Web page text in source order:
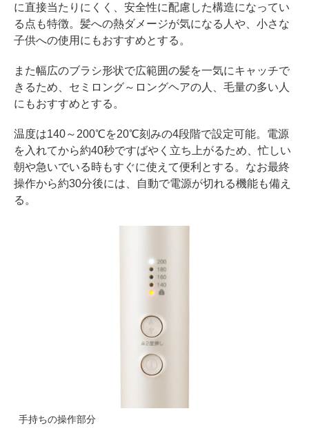
に直接当たりにくく、安全性に配慮した構造になってい
る点も特徴。髪への熱ダメージが気になる人や、小さな
子供への使用にもおすすめとする。
また幅広のブラシ形状で広範囲の髪を一気にキャッチで
きるため、セミロング～ロングヘアの人、毛量の多い人
にもおすすめとする。
温度は140～200℃を20℃刻みの4段階で設定可能。電源
を入れてから約40秒ですばやく立ち上がるため、忙しい
朝や急いでいる時もすぐに使えて便利とする。なお最終
操作から約30分後には、自動で電源が切れる機能も備え
る。
手持ちの操作部分